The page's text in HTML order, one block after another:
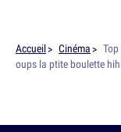
Accueil Cinéma
oups la ptite boulette